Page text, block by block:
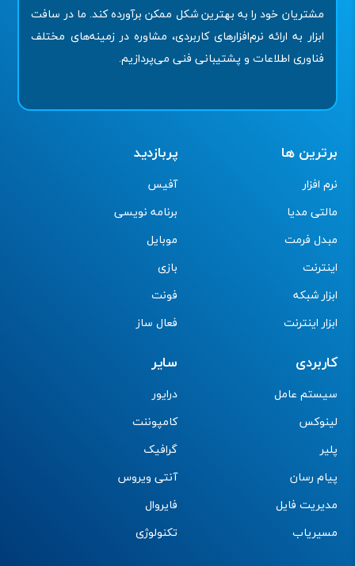
مشتریان خود را به بهترین شکل ممکن برآورده کند. ما در سافت
ابزار به ارائه نرم‌افزارهای کاربردی، مشاوره در زمینه‌های مختلف
فناوری اطلاعات و پشتیبانی فنی می‌پردازیم.
برترین ها
نرم افزار
مالتی مدیا
مبدل فرمت
اینترنت
ابزار شبکه
ابزار اینترنت
پربازدید
آفیس
برنامه نویسی
موبایل
بازی
فونت
فعال ساز
کاربردی
سیستم عامل
لینوکس
پلیر
پیام رسان
مدیریت فایل
مسیریاب
سایر
درایور
کامپوننت
گرافیک
آنتی ویروس
فایروال
تکنولوژی